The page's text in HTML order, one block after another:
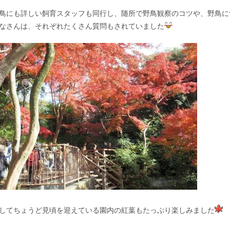
にも詳しい飼育スタッフも同行し、随所で野鳥観察のコツや、野鳥
さんは、それぞれたくさん質問もされていました
てちょうど見頃を迎えている園内の紅葉もたっぷり楽しみました